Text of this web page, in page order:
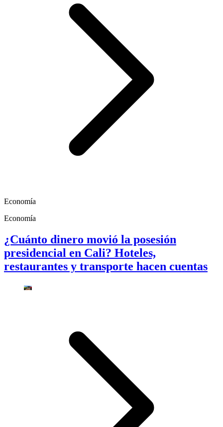
Economía
Economía
¿Cuánto dinero movió la posesión
presidencial en Cali? Hoteles,
restaurantes y transporte hacen cuentas